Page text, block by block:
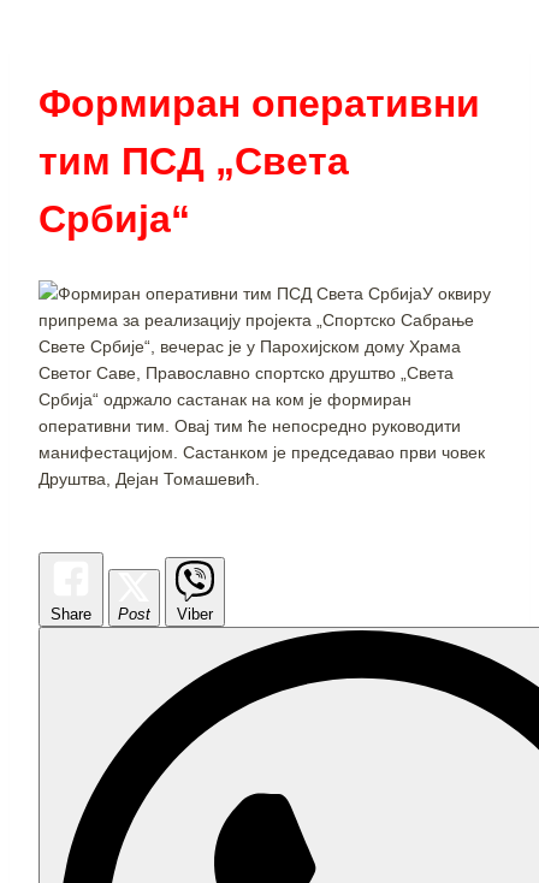
Формиран оперативни
тим ПСД „Света
Србија“
У оквиру
припрема за реализацију пројекта „Спортско Сабрање
Свете Србије“, вечерас је у Парохијском дому Храма
Светог Саве, Православно спортско друштво „Света
Србија“ одржало састанак на ком је формиран
оперативни тим. Овај тим ће непосредно руководити
манифестацијом. Састанком је председавао први човек
Друштва, Дејан Томашевић.
Share Post Viber